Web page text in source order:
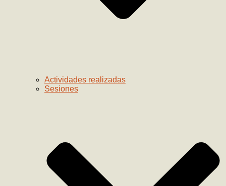
Actividades realizadas
Sesiones